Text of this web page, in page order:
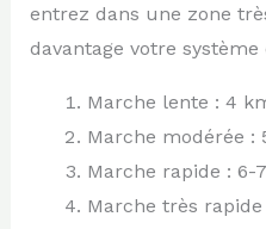
entrez dans une zone
davantage votre
Marche lente : 4
Marche modérée :
Marche rapide : 6-
Marche très